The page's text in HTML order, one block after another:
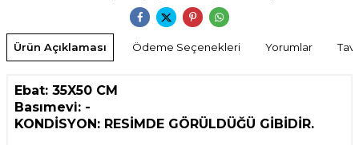
Ürün Açıklaması Ödeme Seçenekleri Yorumlar
Ebat: 35X50 CM
Basımevi: -
KONDİSYON: RESİMDE GÖRÜLDÜĞÜ GİBİDİR.